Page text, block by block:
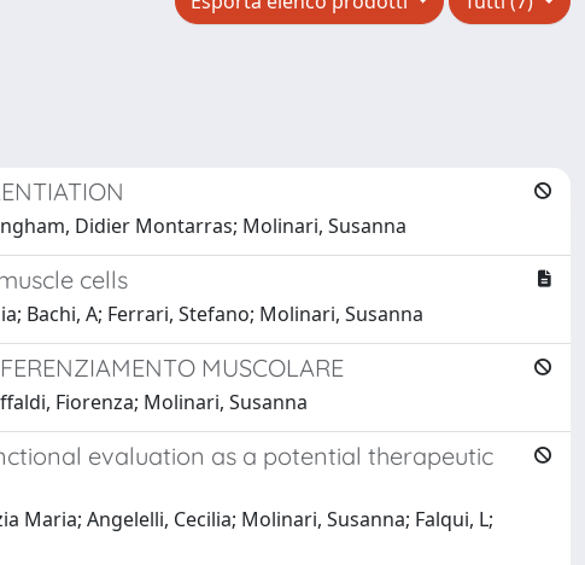
Didier Montarras; Molinari, Susanna
cells
Bachi, A; Ferrari, Stefano; Molinari, Susanna
MUSCOLARE
Fiorenza; Molinari, Susanna
evaluation as a potential therapeutic
Maria; Angelelli, Cecilia; Molinari, Susanna; Falqui, L;